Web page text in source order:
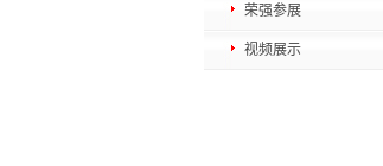
荣强参展
视频展示